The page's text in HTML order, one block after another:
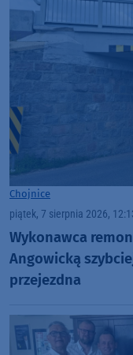
Chojnice
piątek, 7 sierpnia 2026,
Wykonawca
Angowicką
przejezdna